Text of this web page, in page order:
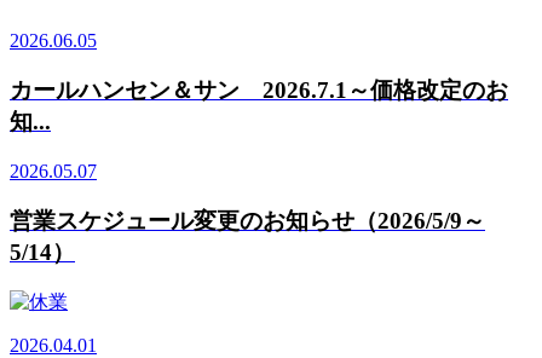
2026.06.05
カールハンセン＆サン 2026.7.1～価格改定のお
知...
2026.05.07
営業スケジュール変更のお知らせ（2026/5/9～
5/14）
2026.04.01